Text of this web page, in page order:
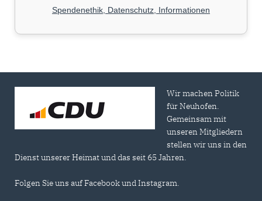
Spendenethik, Datenschutz, Informationen
Wir machen Politik
für Neuhofen.
Gemeinsam mit
unseren Mitgliedern
stellen wir uns in den
Dienst unserer Heimat und das seit 65 Jahren.
Folgen Sie uns auf Facebook und Instagram.